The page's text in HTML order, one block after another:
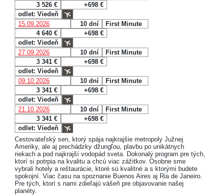
3 526 €
+698 €
odlet: Viedeň
15.09.2026
10 dní
First Minute
4 640 €
+698 €
odlet: Viedeň
27.09.2026
10 dní
First Minute
3 341 €
+698 €
odlet: Viedeň
09.10.2026
10 dní
First Minute
3 341 €
+698 €
odlet: Viedeň
21.10.2026
10 dní
First Minute
3 341 €
+698 €
odlet: Viedeň
Cestovateľský sen, ktorý spája najkrajšie metropoly Južnej
Ameriky, ale aj prechádzky džungľou, plavbu po unikátnych
riekach a pod najkrajší vodopád sveta. Dokonalý program pre tých,
ktorí si potrpia na kvalitu a chcú viac zážitkov. Osobne sme
vybrali hotely a reštaurácie, ktoré sú kvalitné a s ktorými budete
spokojní. Viac času na spoznanie Buenos Aires aj Ria de Janeiro.
Pre tých, ktorí s nami zdieľajú vášeň pre objavovanie našej
planéty.